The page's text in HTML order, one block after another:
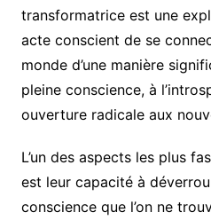
transformatrice est une
acte conscient de se
monde d’une manière
pleine conscience, à
ouverture radicale aux
L’un des aspects les plus
est leur capacité à
conscience que l’on ne